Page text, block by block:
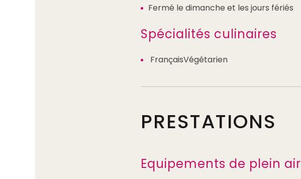
Fermé le dimanche et les jours fériés
Spécialités culinaires
FrançaisVégétarien
PRESTATIONS
Equipements de plein air